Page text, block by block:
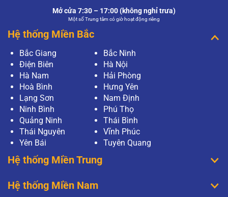
Mở cửa 7:30 – 17:00 (không nghỉ trưa)
Một số Trung tâm có giờ hoạt động riêng
Hệ thống Miền Bắc
Bắc Giang
Bắc Ninh
Điện Biên
Hà Nội
Hà Nam
Hải Phòng
Hoà Bình
Hưng Yên
Lạng Sơn
Nam Định
Ninh Bình
Phú Thọ
Quảng Ninh
Thái Bình
Thái Nguyên
Vĩnh Phúc
Yên Bái
Tuyên Quang
Hệ thống Miền Trung
Hệ thống Miền Nam